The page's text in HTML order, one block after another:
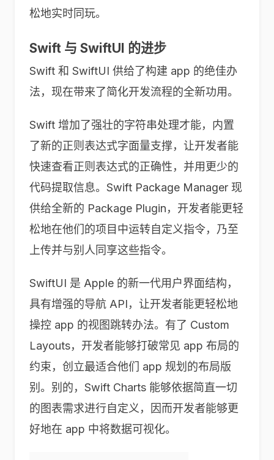
松地实时同玩。
Swift 与 SwiftUI 的进步
Swift 和 SwiftUI 供给了构建 app 的绝佳办
法，现在带来了简化开发流程的全新功用。
Swift 增加了强壮的字符串处理才能，内置
了新的正则表达式字面量支撑，让开发者能
快速查看正则表达式的正确性，并用更少的
代码提取信息。Swift Package Manager 现
供给全新的 Package Plugin，开发者能更轻
松地在他们的项目中运转自定义指令，乃至
上传并与别人同享这些指令。
SwiftUI 是 Apple 的新一代用户界面结构，
具有增强的导航 API，让开发者能更轻松地
操控 app 的视图跳转办法。有了 Custom
Layouts，开发者能够打破常见 app 布局的
约束，创立最适合他们 app 规划的布局版
别。别的，Swift Charts 能够依据简直一切
的图表需求进行自定义，因而开发者能够更
好地在 app 中将数据可视化。